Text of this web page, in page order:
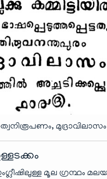
മൂല ഗ്രന്ഥം